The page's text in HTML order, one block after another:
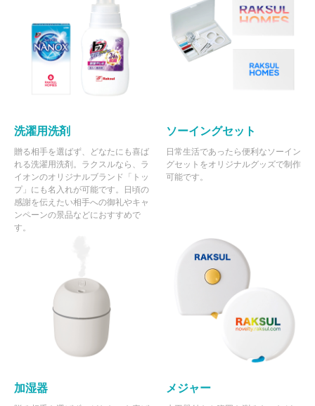
洗濯用洗剤
贈る相手を選ばず、どなたにも喜ば
れる洗濯用洗剤。ラクスルなら、ラ
イオンのオリジナルブランド「トッ
プ」にも名入れが可能です。日頃の
感謝を伝えたい相手への御礼やキャ
ンペーンの景品などにおすすめで
す。
ソーイングセット
日常生活であったら便利なソーイン
グセットをオリジナルグッズで制作
可能です。
加湿器 メジャー